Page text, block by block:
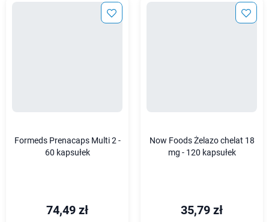
Formeds Prenacaps Multi 2 -
60 kapsułek
74,49 zł
Now Foods Żelazo chelat 18
mg - 120 kapsułek
35,79 zł